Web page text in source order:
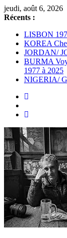
Passer
au
jeudi, août 6, 2026
Récents :
LISBON
KOREA
JORDAN/
BURMA
1977 à 2025
NIGERIA/